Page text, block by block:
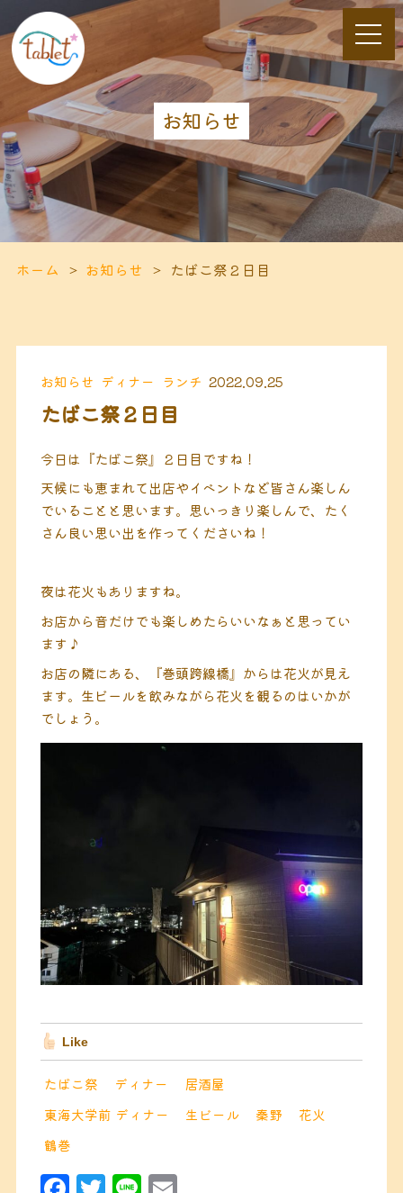
お知らせ
ホーム お知らせ たばこ祭２日目
お知らせ ディナー ランチ 2022.09.25
たばこ祭２日目
今日は『たばこ祭』２日目ですね！
天候にも恵まれて出店やイベントなど皆さん楽しん
でいることと思います。思いっきり楽しんで、たく
さん良い思い出を作ってくださいね！
夜は花火もありますね。
お店から音だけでも楽しめたらいいなぁと思ってい
ます♪
お店の隣にある、『巻頭跨線橋』からは花火が見え
ます。生ビールを飲みながら花火を観るのはいかが
でしょう。
Like
たばこ祭 ディナー
居酒屋
東海大学前 ディナー
生ビール 秦野
花火
鶴巻